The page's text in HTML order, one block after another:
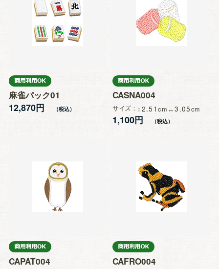
麻雀パック01
12,870円
CASNA004
サイズ 2.51 3.05
1,100円
CAPAT004 CAFRO004